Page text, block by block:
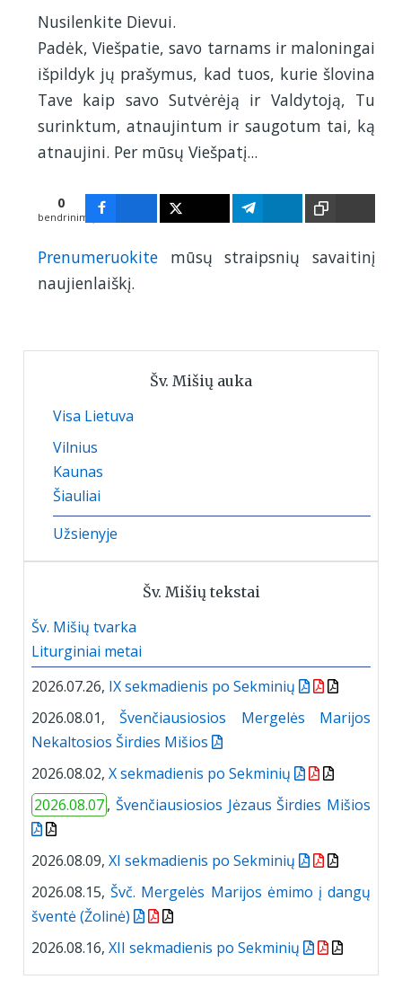
Nusilenkite Dievui.
Padėk, Viešpatie, savo tarnams ir maloningai
išpildyk jų prašymus, kad tuos, kurie šlovina
Tave kaip savo Sutvėrėją ir Valdytoją, Tu
surinktum, atnaujintum ir saugotum tai, ką
atnaujini. Per mūsų Viešpatį...
0
bendrinimų
Prenumeruokite mūsų straipsnių savaitinį
naujienlaiškį.
Šv. Mišių auka
Visa Lietuva
Vilnius
Kaunas
Šiauliai
Užsienyje
Šv. Mišių tekstai
Šv. Mišių tvarka
Liturginiai metai
2026.07.26, IX sekmadienis po Sekminių
2026.08.01,Švenčiausiosios Mergelės Marijos
Nekaltosios Širdies Mišios
2026.08.02, X sekmadienis po Sekminių
2026.08.07, Švenčiausiosios Jėzaus Širdies Mišios
2026.08.09, XI sekmadienis po Sekminių
2026.08.15,Švč. Mergelės Marijos ėmimo į dangų
šventė (Žolinė)
2026.08.16, XII sekmadienis po Sekminių